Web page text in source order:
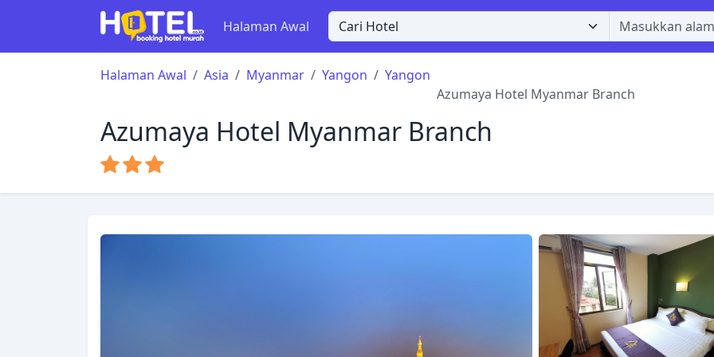
Halaman Awal
Halaman Awal Asia Myanmar Yangon
Yangon
Azumaya Hotel Myanmar Branch
Azumaya Hotel Myanmar Branch